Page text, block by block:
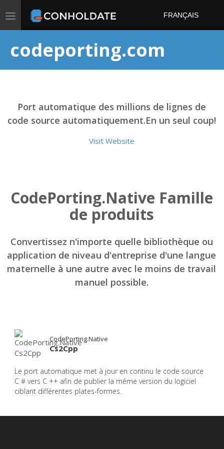
Toggle
FRANÇAIS
codeporting.com
Port automatique des millions de lignes de
code source automatiquement.En un seul coup!
Visit Website
CodePorting.Native Famille
de produits
Convertissez n'importe quelle bibliothèque ou
application de niveau d'entreprise d'une langue
maternelle à une autre avec le moins de travail
manuel possible.
CodePorting.Native
Cs2Cpp
Le port automatique met à jour en continu le code source
C # vers C ++ afin de publier la même version du logiciel
ciblant différentes plates-formes.